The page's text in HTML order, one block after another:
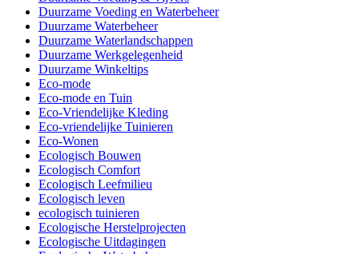
Duurzame Voeding en Waterbeheer
Duurzame Waterbeheer
Duurzame Waterlandschappen
Duurzame Werkgelegenheid
Duurzame Winkeltips
Eco-mode
Eco-mode en Tuin
Eco-Vriendelijke Kleding
Eco-vriendelijke Tuinieren
Eco-Wonen
Ecologisch Bouwen
Ecologisch Comfort
Ecologisch Leefmilieu
Ecologisch leven
ecologisch tuinieren
Ecologische Herstelprojecten
Ecologische Uitdagingen